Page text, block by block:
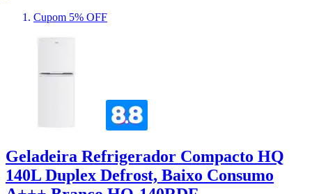
Cupom 5% OFF
Geladeira Refrigerador Compacto HQ
140L Duplex Defrost, Baixo Consumo